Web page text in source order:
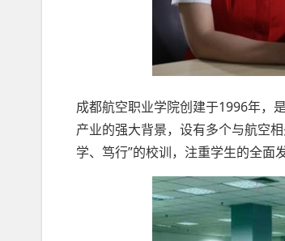
成都航空职业学院创建于1996年，
产业的强大背景，设有多个与航空
学、笃行”的校训，注重学生的全面发